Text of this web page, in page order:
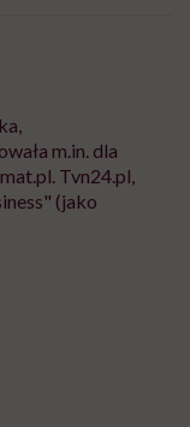
m.in. dla
Tvn24.pl,
(jako